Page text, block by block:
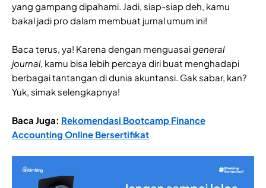
yang gampang dipahami. Jadi, siap-siap deh, kamu
bakal jadi pro dalam membuat jurnal umum ini!
Baca terus, ya! Karena dengan menguasaigeneral
journal, kamu bisa lebih percaya diri buat menghadapi
berbagai tantangan di dunia akuntansi. Gak sabar, kan?
Yuk, simak selengkapnya!
Baca Juga: Rekomendasi Bootcamp Finance
Accounting Online Bersertifikat